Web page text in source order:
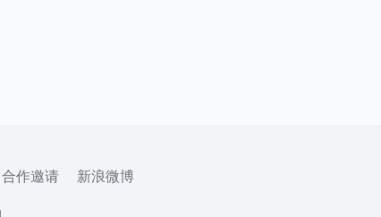
合作邀请 新浪微博